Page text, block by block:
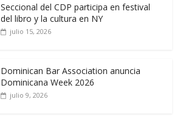
Seccional del CDP participa en festival
del libro y la cultura en NY
julio 15, 2026
Dominican Bar Association anuncia
Dominicana Week 2026
julio 9, 2026